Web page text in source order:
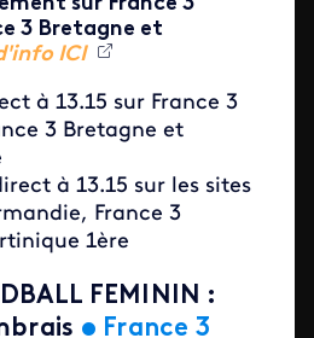
3 Bretagne et
ICI
à 13.15 sur France 3
3 Bretagne et
à 13.15 sur les sites
France 3
1ère
FEMININ :
• France 3